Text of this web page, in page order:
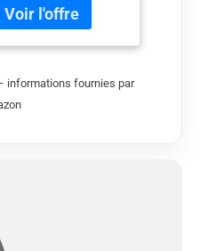
d'originalité et
raffinement
à votre
: La structure
et résistant
animaux ne
pas au sol
informations fournies par